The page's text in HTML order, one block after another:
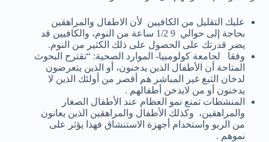
عليك التقليل من الكافيين لأن الاطفال والمراهقين
بحاجة إلى حوالي
1/2 ساعة من النوم، والكافيين قد
يضر قدرتك على الحصول على ذلك الكثير من النوم.
وفقا
لجامعة كولومبيا- الموارد الصحية:
“تقترح البحوث
المتاحة أن الأطفال الذين يدخنون، أو الذين يتعرضون
لدخان التبغ غير المباشر هم أقصر من أولئك الذين لا
يدخنون أو من لايدخن أطفالهم .
المنشطات تمنع نمو العظام عند الأطفال الصغار
والمراهقين، وكذلك الأطفال والمراهقين الذين يعانون
من الربو و استخدام أجهزة الاستنشاق فهذا يؤثر على
نموهم .